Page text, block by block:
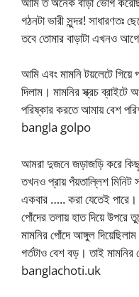
গঠনটা ভারী সুন্দর! সাধারণতঃ
তবে তোমার বাড়াটা এখনও
আমি এবং মামনি টয়লেটে গিয়ে
দিলাম। মামনির স্ক্রচ ব্রাইটে
পরিষ্কার করতে আমায় বেশ
bangla golpo
আমরা দুজনে জড়াজড়ি করে
তখনও প্রায় পঁয়তাল্লিশ
একবার ….. করা যেতেই
পোঁদের তলায় হাত দিয়ে উপরে
মামনির পোঁদে আঙ্গুল
গর্তটাও বেশ বড়। তাই
banglachoti.uk